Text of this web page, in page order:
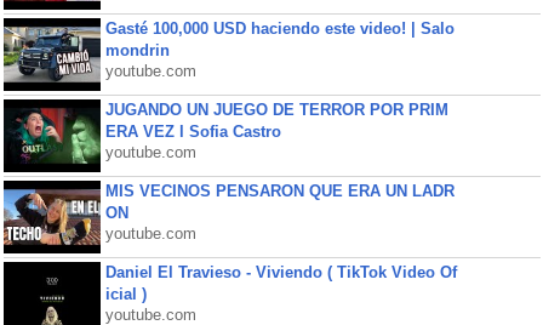
Gasté 100,000 USD haciendo este video! | Salo
mondrin
youtube.com
JUGANDO UN JUEGO DE TERROR POR PRIM
ERA VEZ l Sofia Castro
youtube.com
MIS VECINOS PENSARON QUE ERA UN LADR
ON
youtube.com
Daniel El Travieso - Viviendo ( TikTok Video Of
icial )
youtube.com